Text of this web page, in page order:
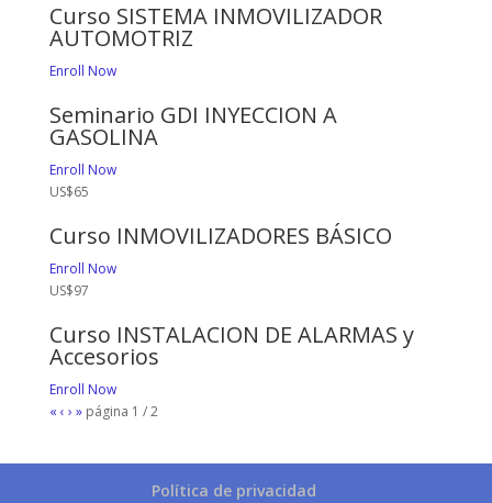
Curso SISTEMA INMOVILIZADOR
AUTOMOTRIZ
Enroll Now
Seminario GDI INYECCION A
GASOLINA
Enroll Now
US$65
Curso INMOVILIZADORES BÁSICO
Enroll Now
US$97
Curso INSTALACION DE ALARMAS y
Accesorios
Enroll Now
« ‹ › » página 1 /2
Política de privacidad